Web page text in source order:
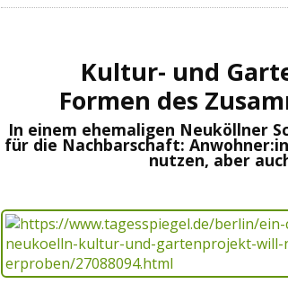
Kultur- und
Formen des
In einem ehemaligen Neuköllner
für die Nachbarschaft:
nutzen, aber